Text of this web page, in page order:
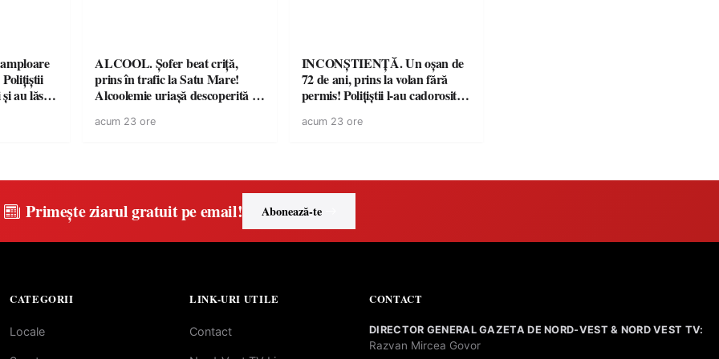
au lăsat
ALCOOL. Șofer beat criță,
prins în trafic la Satu Mare!
Alcoolemie uriașă descoperită de
acum 23 ore
INCONȘTIENȚĂ. Un oșan de
72 de ani, prins la volan fără
permis! Polițiștii l-au cadorosit
acum 23 ore
Primește ziarul gratuit pe email! Abonează-te
CATEGORII
Locale
LINK-URI UTILE
Contact
CONTACT
DIRECTOR GENERAL GAZETA DE NORD-VEST & NORD VEST TV:
Razvan Mircea Govor